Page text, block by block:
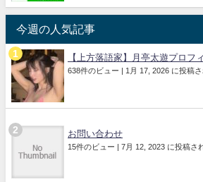
今週の人気記事
【上方落語家】月亭太遊プロフ
638件のビュー | 1月 17, 2026 に投稿
お問い合わせ
15件のビュー | 7月 12, 2023 に投稿さ